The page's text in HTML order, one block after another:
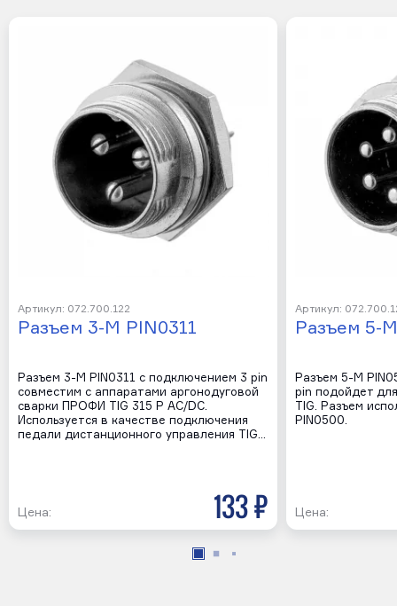
Артикул: 072.700.122
Разъем 3-M PIN0311
Разъем 3-M PIN0311 с подключением 3 pin
совместим с аппаратами аргонодуговой
сварки ПРОФИ TIG 315 P AC/DC.
Используется в качестве подключения
педали дистанционного управления TIG…
Цена: 133 р
Артикул:
Разъем 5-
Разъем 5-M
pin подойдет
TIG. Разъем
PIN0500.
Цена: